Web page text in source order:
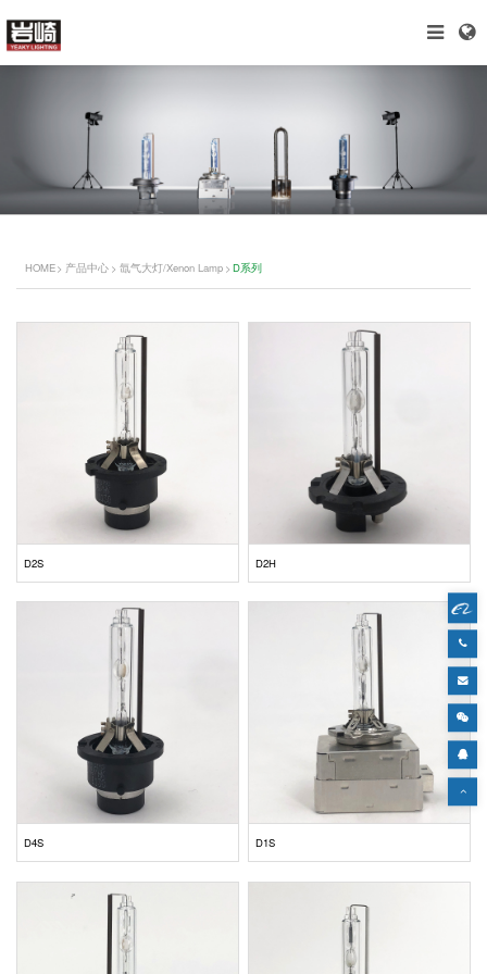
HOME> 产品中心 > 氙气大灯/Xenon Lamp > D系列
D2S D2H
D4S D1S